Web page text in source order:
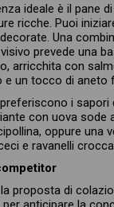
ideale è il pane
ricche. Puoi
Una
prevede una
arricchita con
e un tocco di aneto
i sapori
con uova sode
oppure una
e ravanelli
proposta di